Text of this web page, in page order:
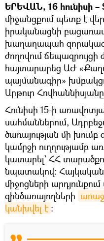
ԵՐԵՎԱՆ, 16 հունիսի –
միջանցքում պետք է
իրականացնի
խաղաղապահ
ժողովում
հայտարարեց ԱԺ
պայմանագիր»
Արթուր
Հունիսի 15-ի
սահմաններում,
ծառայության մի
կամրջի ուղղությամբ
կատարել՝ ՀՀ
նպատակով։
միջոցների
զինծառայողների
կանխվել է ։